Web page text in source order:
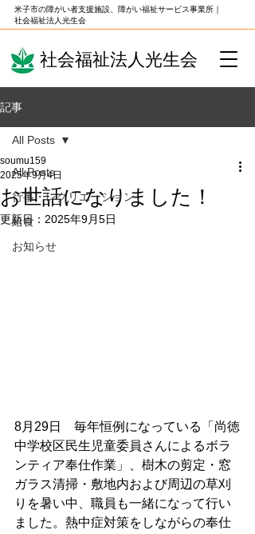
米子市の障がい者支援施設、障がい福祉サービス事業所｜
社会福祉法人光生会
社会福祉法人光生会
記事
All Posts
行事・レクリエーション
給食
お知らせ
All Posts
お世話になりました！
soumu159
2025年9月4日
更新日： 2025年9月5日
8月29日　毎年恒例になっている「尚徳
中学校区民生児童委員さんによるボラ
ンティア奉仕作業」、樹木の剪定・窓
ガラス清掃・敷地内および周辺の草刈
りを暑い中、職員も一緒になって行い
ました。熱中症対策をしながらの奉仕